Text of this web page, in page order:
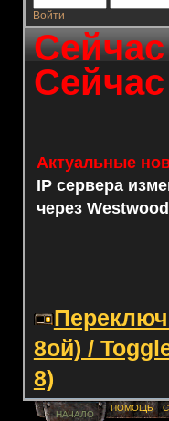
Войти
Актуальные
IP сервера
через
8ой) /
8)
НАЧАЛО
ПОМОЩЬ